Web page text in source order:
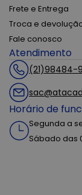
Frete e Entrega
Troca e
Fale conosco
Atendimento
(21)98484-
Horário de
Segunda a
Sábado das